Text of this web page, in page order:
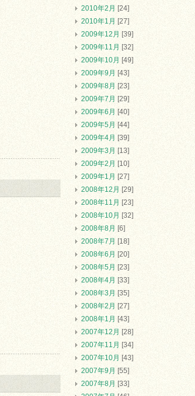
2010年2月 [24]
2010年1月 [27]
2009年12月 [39]
2009年11月 [32]
2009年10月 [49]
2009年9月 [43]
2009年8月 [23]
2009年7月 [29]
2009年6月 [40]
2009年5月 [44]
2009年4月 [39]
2009年3月 [13]
2009年2月 [10]
2009年1月 [27]
2008年12月 [29]
2008年11月 [23]
2008年10月 [32]
2008年8月 [6]
2008年7月 [18]
2008年6月 [20]
2008年5月 [23]
2008年4月 [33]
2008年3月 [35]
2008年2月 [27]
2008年1月 [43]
2007年12月 [28]
2007年11月 [34]
2007年10月 [43]
2007年9月 [55]
2007年8月 [33]